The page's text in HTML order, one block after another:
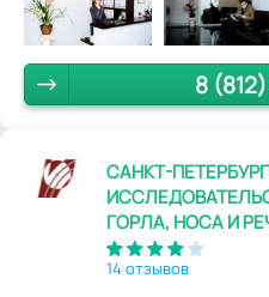
8
САНКТ-
ГОРЛА, НОСА И
14 отзывов